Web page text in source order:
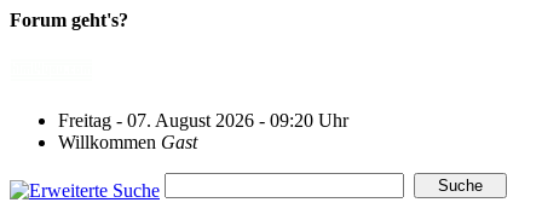
Forum geht's?
Freitag - 07. August 2026 - 09:20 Uhr
Willkommen Gast